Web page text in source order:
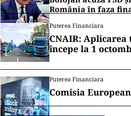
am dat termen celor de la
Naţionale Tranzitorii şi
AGERPRES, ministrul Florin
Vrei să fii mereu la
canalul de WhatsApp